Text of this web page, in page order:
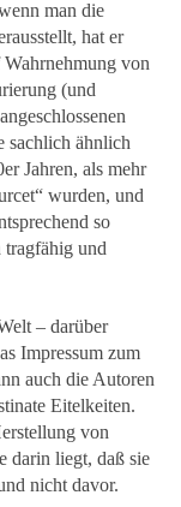
man die
hat er
Wahrnehmung von
(und
sachlich ähnlich
Jahren, als mehr
wurden, und
so
tragfähig und
– darüber
Impressum zum
auch die Autoren
Eitelkeiten.
von
darin liegt, daß sie
nicht davor.